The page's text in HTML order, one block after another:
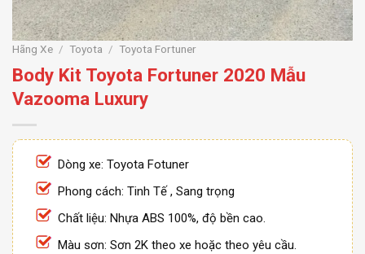
Hãng Xe / Toyota / Toyota Fortuner
Body Kit Toyota Fortuner 2020 Mẫu
Vazooma Luxury
Dòng xe: Toyota Fotuner
Phong cách: Tinh Tế , Sang trọng
Chất liệu: Nhựa ABS 100%, độ bền cao.
Màu sơn: Sơn 2K theo xe hoặc theo yêu cầu.